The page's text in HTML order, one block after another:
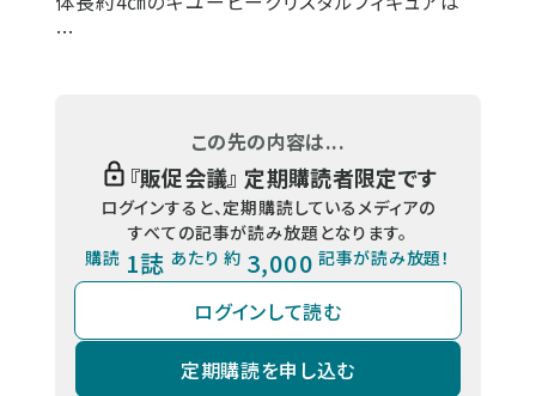
…
この先の内容は...
『販促会議』 定期購読者限定です
ログインすると、定期購読しているメディアの
すべての記事が読み放題となります。
購読 1誌 あたり 約 3,000 記事が読み放題！
ログインして読む
定期購読を申し込む